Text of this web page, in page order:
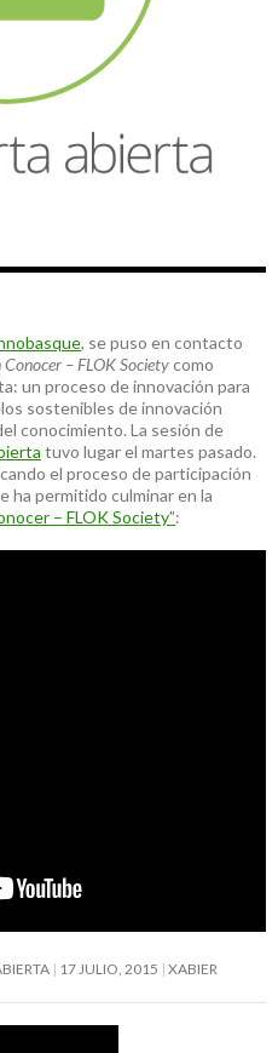
, se puso en contacto
Conocer – FLOK Societycomo
un proceso de innovación para
sostenibles de innovación
conocimiento. La sesión de
tuvo lugar el martes pasado.
el proceso de participación
ha permitido culminar en la
– FLOK Society”:
17 JULIO, 2015 XABIER